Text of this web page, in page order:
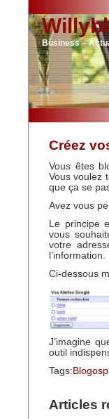
Business –
Créez
Vous êtes
Vous voulez
que ça se
Avez vous
Le principe
vous
votre
l’information.
Ci-dessous
J’imagine
outil
Tags:
Articles